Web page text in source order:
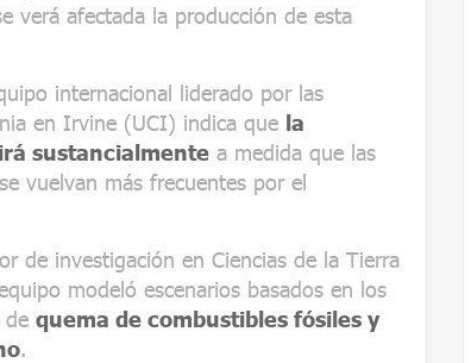
verá afectada la producción de esta
internacional liderado por las
en Irvine (UCI) indica que la
sustancialmente a medida que las
vuelvan más frecuentes por el
de investigación en Ciencias de la Tierra
modeló escenarios basados en los
de quema de combustibles fósiles y
.